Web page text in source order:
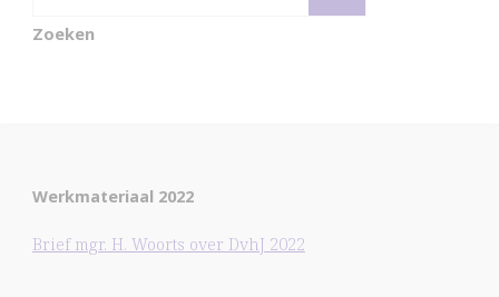
Zoeken
Werkmateriaal 2022
Brief mgr. H. Woorts over DvhJ 2022